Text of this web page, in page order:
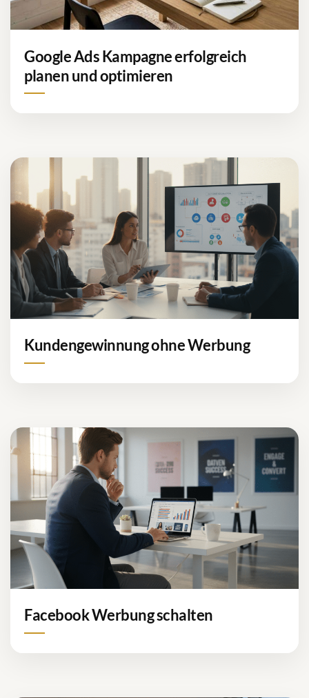
Google Ads Kampagne erfolgreich
planen und optimieren
Kundengewinnung ohne Werbung
Facebook Werbung schalten